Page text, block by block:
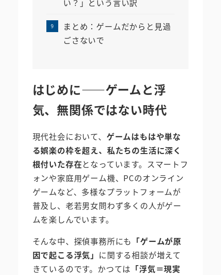
まとめ：ゲームだからと見過
ごさないで
はじめに――ゲームと浮
気、無関係ではない時代
現代社会において、 ゲームはもはや単な
る娯楽の枠を超え、私たちの生活に深く
根付いた存在となっています。スマートフ
ォンや家庭用ゲーム機、PCのオンライン
ゲームなど、多様なプラットフォームが
普及し、老若男女問わず多くの人がゲー
ムを楽しんでいます。
そんな中、探偵事務所にも 「ゲームが原
因で起こる浮気」 に関する相談が増えて
きているのです。かつては 「浮気＝現実